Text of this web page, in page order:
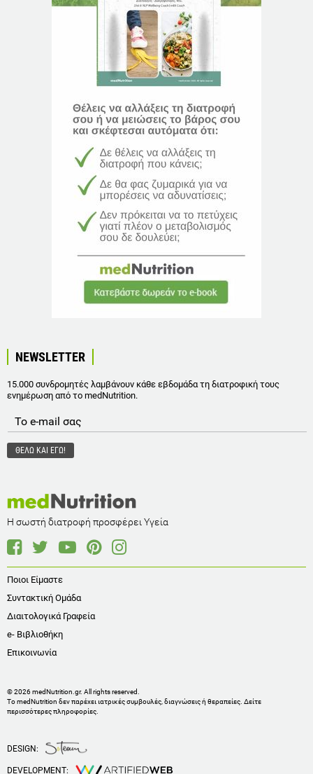
NEWSLETTER
15.000 συνδρομητές λαμβάνουν κάθε εβδομάδα τη διατροφική τους
ενημέρωση από το medNutrition.
Η σωστή διατροφή προσφέρει Υγεία
Ποιοι Είμαστε
Συντακτική Ομάδα
Διαιτολογικά Γραφεία
e- Βιβλιοθήκη
Επικοινωνία
© 2026 medNutrition.gr. All rights reserved.
Το medNutrition δεν παρέχει ιατρικές συμβουλές, διαγνώσεις ή θεραπείες. Δείτε
περισσότερες πληροφορίες
DESIGN:
DEVELOPMENT: